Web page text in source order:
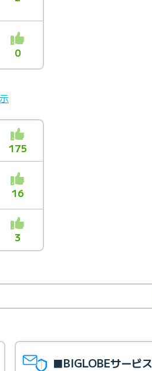
0
175
16
3
■BIGLOBEサービス